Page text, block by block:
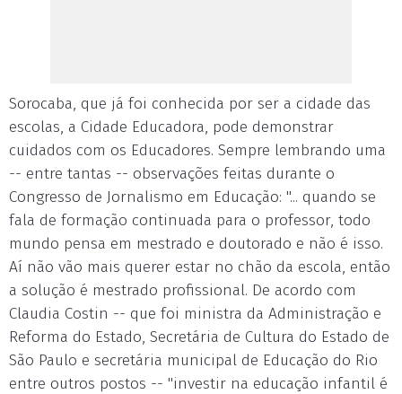
Sorocaba, que já foi conhecida por ser a cidade das
escolas, a Cidade Educadora, pode demonstrar
cuidados com os Educadores. Sempre lembrando uma
-- entre tantas -- observações feitas durante o
Congresso de Jornalismo em Educação: "... quando se
fala de formação continuada para o professor, todo
mundo pensa em mestrado e doutorado e não é isso.
Aí não vão mais querer estar no chão da escola, então
a solução é mestrado profissional. De acordo com
Claudia Costin -- que foi ministra da Administração e
Reforma do Estado, Secretária de Cultura do Estado de
São Paulo e secretária municipal de Educação do Rio
entre outros postos -- "investir na educação infantil é